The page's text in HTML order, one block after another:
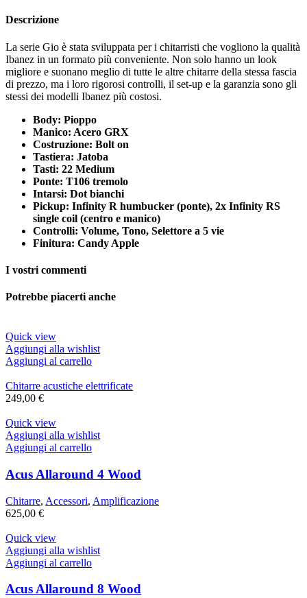
Descrizione
La serie Gio è stata sviluppata per i chitarristi che vogliono la qualità
Ibanez in un formato più conveniente. Non solo hanno un look
migliore e suonano meglio di tutte le altre chitarre della stessa fascia
di prezzo, ma i loro rigorosi controlli, il set-up e la garanzia sono gli
stessi dei modelli Ibanez più costosi.
Body: Pioppo
Manico: Acero GRX
Costruzione: Bolt on
Tastiera: Jatoba
Tasti: 22 Medium
Ponte: T106 tremolo
Intarsi: Dot bianchi
Pickup: Infinity R humbucker (ponte), 2x Infinity RS
single coil (centro e manico)
Controlli: Volume, Tono, Selettore a 5 vie
Finitura: Candy Apple
I vostri commenti
Potrebbe piacerti anche
Quick view
Aggiungi alla wishlist
Aggiungi al carrello
Chitarre acustiche elettrificate
249,00 €
Quick view
Aggiungi alla wishlist
Aggiungi al carrello
Acus Allaround 4 Wood
Chitarre, Accessori, Amplificazione
625,00 €
Quick view
Aggiungi alla wishlist
Aggiungi al carrello
Acus Allaround 8 Wood